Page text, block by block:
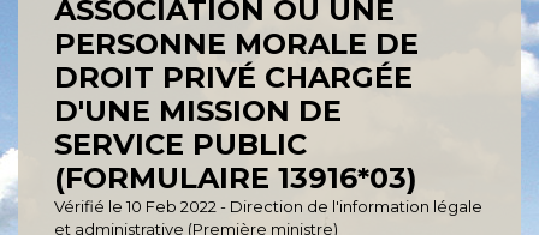
ASSOCIATION OU UNE
PERSONNE MORALE DE
DROIT PRIVÉ CHARGÉE
D'UNE MISSION DE
SERVICE PUBLIC
(FORMULAIRE 13916*03)
Vérifié le 10 Feb 2022 - Direction de l'information légale
et administrative (Première ministre)